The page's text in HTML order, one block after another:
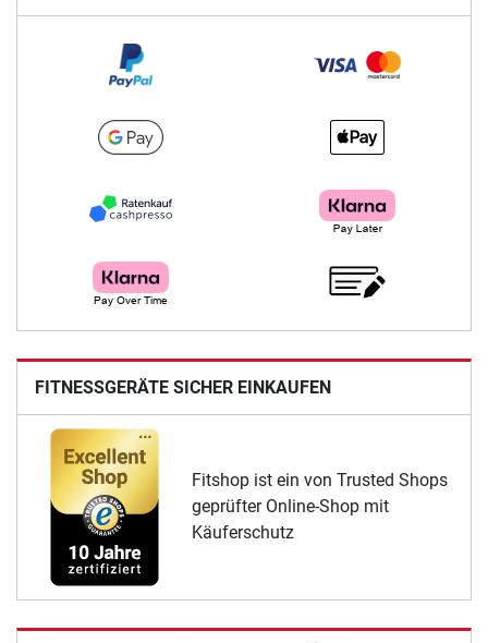
FITNESSGERÄTE SICHER EINKAUFEN
Fitshop ist ein von Trusted Shops
geprüfter Online-Shop mit
Käuferschutz